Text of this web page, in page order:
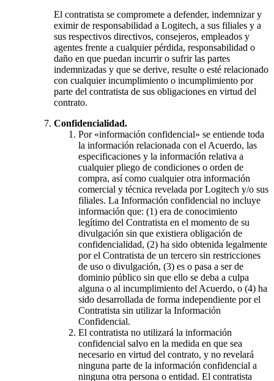
El contratista se compromete a defender, indemnizar y
eximir de responsabilidad a Logitech, a sus filiales y a
sus respectivos directivos, consejeros, empleados y
agentes frente a cualquier pérdida, responsabilidad o
daño en que puedan incurrir o sufrir las partes
indemnizadas y que se derive, resulte o esté relacionado
con cualquier incumplimiento o incumplimiento por
parte del contratista de sus obligaciones en virtud del
contrato.
Confidencialidad.
Por «información confidencial» se entiende toda
la información relacionada con el Acuerdo, las
especificaciones y la información relativa a
cualquier pliego de condiciones o orden de
compra, así como cualquier otra información
comercial y técnica revelada por Logitech y/o sus
filiales. La Información confidencial no incluye
información que: (1) era de conocimiento
legítimo del Contratista en el momento de su
divulgación sin que existiera obligación de
confidencialidad, (2) ha sido obtenida legalmente
por el Contratista de un tercero sin restricciones
de uso o divulgación, (3) es o pasa a ser de
dominio público sin que ello se deba a culpa
alguna o al incumplimiento del Acuerdo, o (4) ha
sido desarrollada de forma independiente por el
Contratista sin utilizar la Información
Confidencial.
El contratista no utilizará la información
confidencial salvo en la medida en que sea
necesario en virtud del contrato, y no revelará
ninguna parte de la información confidencial a
ninguna otra persona o entidad. El contratista